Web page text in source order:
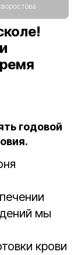
годовой
мы
крови